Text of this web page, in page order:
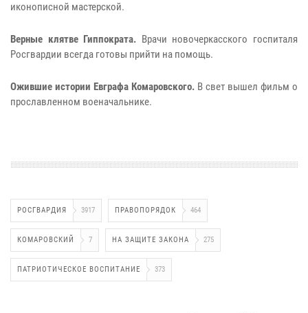
иконописной мастерской.
Верные клятве Гиппократа. Врачи новочеркасского госпиталя
Росгвардии всегда готовы прийти на помощь.
Ожившие истории Евграфа Комаровского. В свет вышел фильм о
прославленном военачальнике.
РОСГВАРДИЯ 3917 ПРАВОПОРЯДОК 464
КОМАРОВСКИЙ 7 НА ЗАЩИТЕ ЗАКОНА 275
ПАТРИОТИЧЕСКОЕ ВОСПИТАНИЕ 373